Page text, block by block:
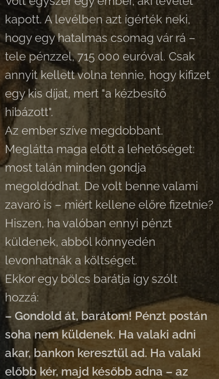
kapott. A levélben azt ígérték neki,
hogy egy hatalmas csomag vár rá –
tele pénzzel, 715 000 euróval. Csak
annyit kellett volna tennie, hogy kifizet
egy kis díjat, mert "a kézbesítő
hibázott".
Az ember szíve megdobbant.
Meglátta maga előtt a lehetőséget:
most talán minden gondja
megoldódhat. De volt benne valami
zavaró is – miért kellene előre fizetnie?
Hiszen, ha valóban ennyi pénzt
küldenek, abból könnyedén
levonhatnák a költséget.
Ekkor egy bölcs barátja így szólt
hozzá:
– Gondold át, barátom! Pénzt postán
soha nem küldenek. Ha valaki adni
akar, bankon keresztül ad. Ha valaki
előbb kér, majd később adna – az